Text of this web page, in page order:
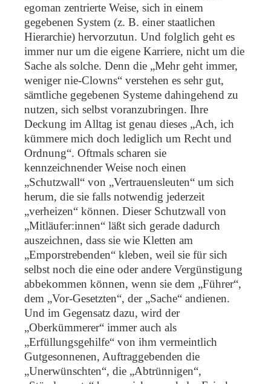
egoman zentrierte Weise, sich in einem
gegebenen System (z. B. einer staatlichen
Hierarchie) hervorzutun. Und folglich geht es
immer nur um die eigene Karriere, nicht um die
Sache als solche. Denn die „Mehr geht immer,
weniger nie-Clowns“ verstehen es sehr gut,
sämtliche gegebenen Systeme dahingehend zu
nutzen, sich selbst voranzubringen. Ihre
Deckung im Alltag ist genau dieses „Ach, ich
kümmere mich doch lediglich um Recht und
Ordnung“. Oftmals scharen sie
kennzeichnender Weise noch einen
„Schutzwall“ von „Vertrauensleuten“ um sich
herum, die sie falls notwendig jederzeit
„verheizen“ können. Dieser Schutzwall von
„Mitläufer:innen“ läßt sich gerade dadurch
auszeichnen, dass sie wie Kletten am
„Emporstrebenden“ kleben, weil sie für sich
selbst noch die eine oder andere Vergünstigung
abbekommen können, wenn sie dem „Führer“,
dem „Vor-Gesetzten“, der „Sache“ andienen.
Und im Gegensatz dazu, wird der
„Oberkümmerer“ immer auch als
„Erfüllungsgehilfe“ von ihm vermeintlich
Gutgesonnenen, Auftraggebenden die
„Unerwünschten“, die „Abtrünnigen“,